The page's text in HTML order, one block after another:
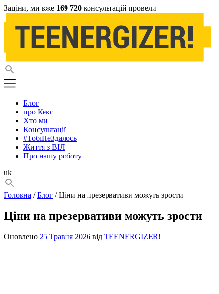
Заціни, ми вже 169 720 консультацій провели
Блог
про Кекс
Хто ми
Консультації
#ТобіНеЗдалось
Життя з ВІЛ
Про нашу роботу
uk
Головна /Блог / Ціни на презервативи можуть зрости
Ціни на презервативи можуть зрости
Оновлено 25 Травня 2026 від TEENERGIZER!